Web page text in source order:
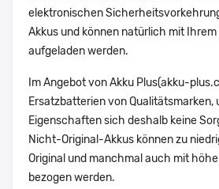
elektronischen
Akkus und können natürlich mit
aufgeladen werden.
Im Angebot von Akku Plus(akku-
Ersatzbatterien von
Eigenschaften sich deshalb keine
Nicht-Original-Akkus können zu
Original und manchmal auch mit
bezogen werden.